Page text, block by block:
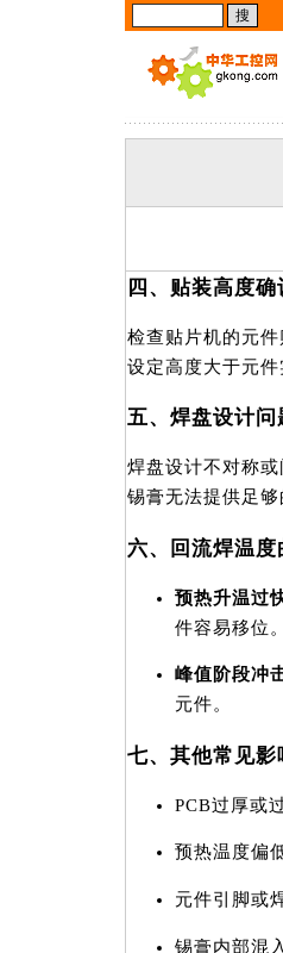
四、贴装高度确
检查贴片机的元
设定高度大于元
五、焊盘设计问
焊盘设计不对称
锡膏无法提供足
六、回流焊温度
预热升温过
件容易移位。
峰值阶段冲
元件。
七、其他常见影
PCB过厚或
预热温度偏
元件引脚或
锡膏内部混